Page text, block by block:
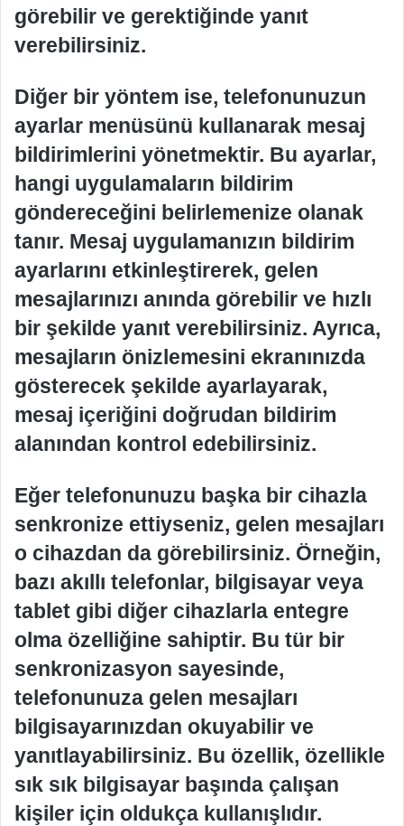
görebilir ve gerektiğinde yanıt
verebilirsiniz.
Diğer bir yöntem ise, telefonunuzun
ayarlar menüsünü kullanarak mesaj
bildirimlerini yönetmektir. Bu ayarlar,
hangi uygulamaların bildirim
göndereceğini belirlemenize olanak
tanır. Mesaj uygulamanızın bildirim
ayarlarını etkinleştirerek, gelen
mesajlarınızı anında görebilir ve hızlı
bir şekilde yanıt verebilirsiniz. Ayrıca,
mesajların önizlemesini ekranınızda
gösterecek şekilde ayarlayarak,
mesaj içeriğini doğrudan bildirim
alanından kontrol edebilirsiniz.
Eğer telefonunuzu başka bir cihazla
senkronize ettiyseniz, gelen mesajları
o cihazdan da görebilirsiniz. Örneğin,
bazı akıllı telefonlar, bilgisayar veya
tablet gibi diğer cihazlarla entegre
olma özelliğine sahiptir. Bu tür bir
senkronizasyon sayesinde,
telefonunuza gelen mesajları
bilgisayarınızdan okuyabilir ve
yanıtlayabilirsiniz. Bu özellik, özellikle
sık sık bilgisayar başında çalışan
kişiler için oldukça kullanışlıdır.